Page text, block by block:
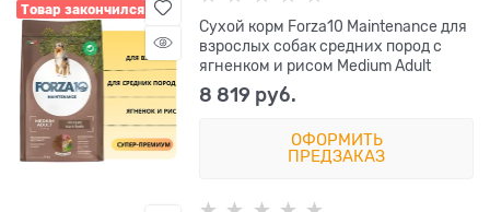
Товар закончился
Сухой корм Forza10 Maintenance для
взрослых собак средних пород с
ягненком и рисом Medium Adult
8 819 руб.
ОФОРМИТЬ
ПРЕДЗАКАЗ